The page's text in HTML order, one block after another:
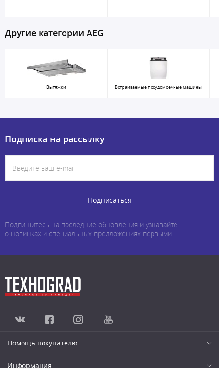
Другие категории AEG
Вытяжки Встраиваемые посудомоечные машины
Подписка на рассылку
Подписаться
Подпишитесь на последние обновления и узнавайте
о новинках и специальных предложениях первыми
Помощь покупателю
Информация